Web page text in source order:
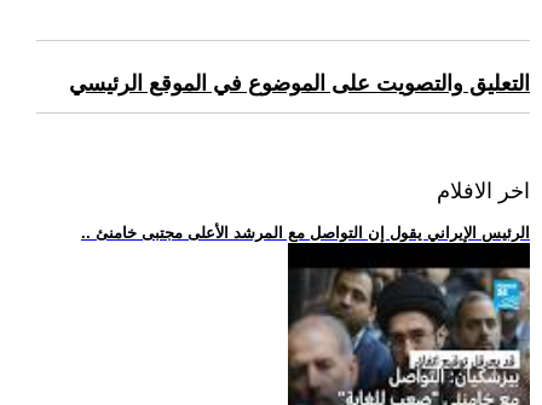
التعليق والتصويت على الموضوع في الموقع الرئيسي
اخر الافلام
.. الرئيس الإيراني يقول إن التواصل مع المرشد الأعلى مجتبى خامنئ